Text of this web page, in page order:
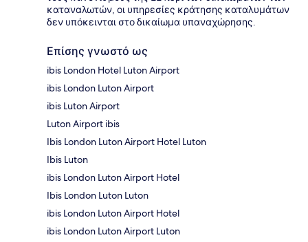
καταναλωτών, οι υπηρεσίες κράτησης καταλυμάτων
δεν υπόκεινται στο δικαίωμα υπαναχώρησης.
Επίσης γνωστό ως
ibis London Hotel Luton Airport
ibis London Luton Airport
ibis Luton Airport
Luton Airport ibis
Ibis London Luton Airport Hotel Luton
Ibis Luton
ibis London Luton Airport Hotel
Ibis London Luton Luton
ibis London Luton Airport Hotel
ibis London Luton Airport Luton